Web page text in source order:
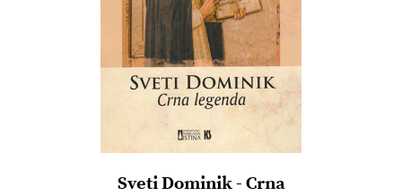
Sveti Dominik - Crna